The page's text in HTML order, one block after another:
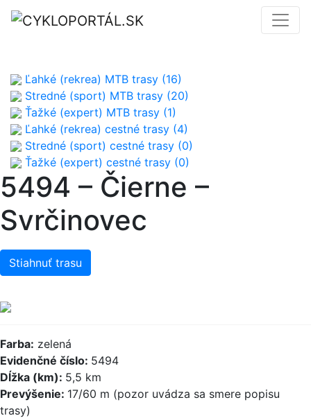
Ľahké (rekrea) MTB trasy (16)
Stredné (sport) MTB trasy (20)
Ťažké (expert) MTB trasy (1)
Ľahké (rekrea) cestné trasy (4)
Stredné (sport) cestné trasy (0)
Ťažké (expert) cestné trasy (0)
5494 – Čierne –
Svrčinovec
Stiahnuť trasu
Farba: zelená
Evidenčné číslo: 5494
Dĺžka (km): 5,5 km
Prevýšenie: 17/60 m (pozor uvádza sa smere popisu
trasy)